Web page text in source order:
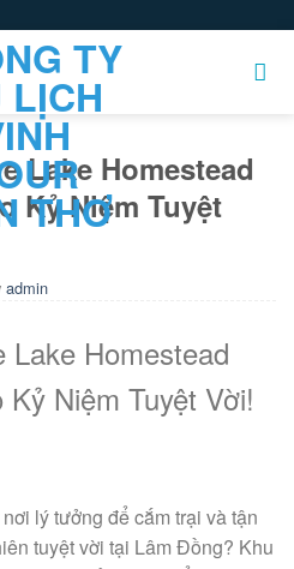
Lake Homestead
Kỷ Niệm Tuyệt
admin
Lake Homestead
Niệm Tuyệt Vời!
lý tưởng để cắm trại và tận
tuyệt vời tại Lâm Đồng? Khu